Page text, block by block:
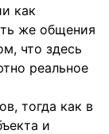
как
же общения
что здесь
реальное
тогда как в
и